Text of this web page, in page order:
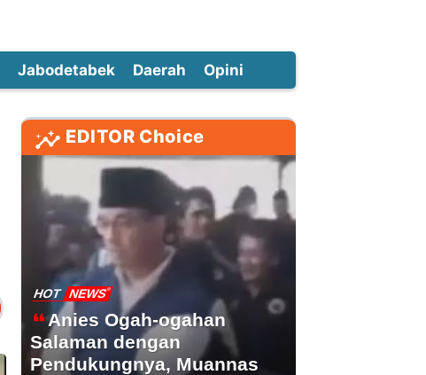
Jabodetabek Daerah Opini
EDITOR Choice
HOT NEWS
Anies Ogah-ogahan
Salaman dengan
Pendukungnya, Muannas